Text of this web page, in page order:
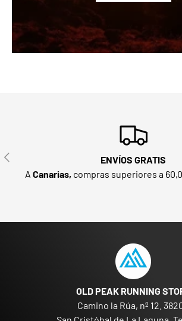
ANTERIOR
ENVÍOS GRATIS
A Canarias, compras superiores a
OLD PEAK RUNNING
Camino la Rúa, nº 12.